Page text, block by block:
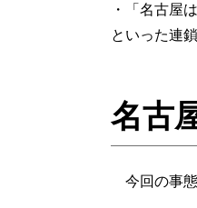
・「名古屋
といった連
名古
今回の事態